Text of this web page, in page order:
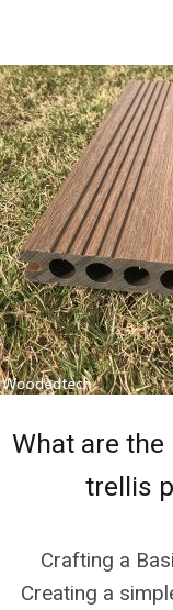
What are
trellis
Crafting a
Creating a